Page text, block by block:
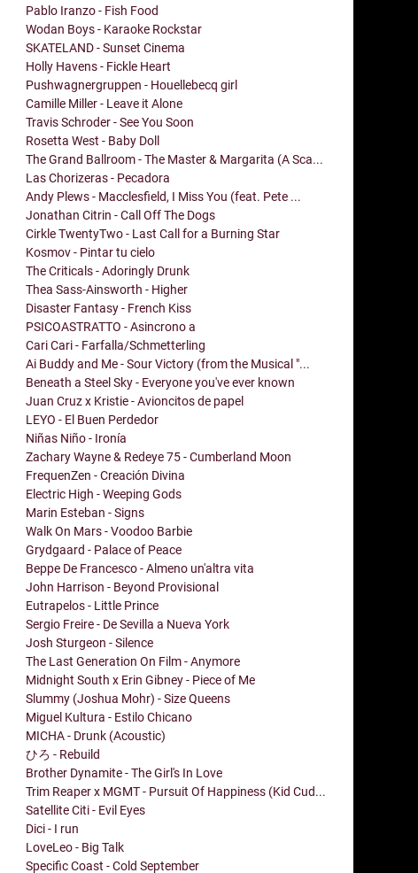
Pablo Iranzo - Fish Food
Wodan Boys - Karaoke Rockstar
SKATELAND - Sunset Cinema
Holly Havens - Fickle Heart
Pushwagnergruppen - Houellebecq girl
Camille Miller - Leave it Alone
Travis Schroder - See You Soon
Rosetta West - Baby Doll
The Grand Ballroom - The Master & Margarita (A Sca...
Las Chorizeras - Pecadora
Andy Plews - Macclesfield, I Miss You (feat. Pete ...
Jonathan Citrin - Call Off The Dogs
Cirkle TwentyTwo - Last Call for a Burning Star
Kosmov - Pintar tu cielo
The Criticals - Adoringly Drunk
Thea Sass-Ainsworth - Higher
Disaster Fantasy - French Kiss
PSICOASTRATTO - Asincrono a
Cari Cari - Farfalla/Schmetterling
Ai Buddy and Me - Sour Victory (from the Musical "...
Beneath a Steel Sky - Everyone you've ever known
Juan Cruz x Kristie - Avioncitos de papel
LEYO - El Buen Perdedor
Niñas Niño - Ironía
Zachary Wayne & Redeye 75 - Cumberland Moon
FrequenZen - Creación Divina
Electric High - Weeping Gods
Marin Esteban - Signs
Walk On Mars - Voodoo Barbie
Grydgaard - Palace of Peace
Beppe De Francesco - Almeno un'altra vita
John Harrison - Beyond Provisional
Eutrapelos - Little Prince
Sergio Freire - De Sevilla a Nueva York
Josh Sturgeon - Silence
The Last Generation On Film - Anymore
Midnight South x Erin Gibney - Piece of Me
Slummy (Joshua Mohr) - Size Queens
Miguel Kultura - Estilo Chicano
MICHA - Drunk (Acoustic)
ひろ - Rebuild
Brother Dynamite - The Girl's In Love
Trim Reaper x MGMT - Pursuit Of Happiness (Kid Cud...
Satellite Citi - Evil Eyes
Dici - I run
LoveLeo - Big Talk
Specific Coast - Cold September